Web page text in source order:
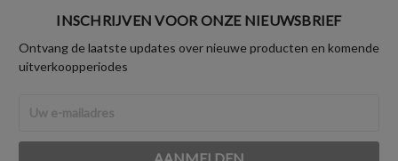
INSCHRIJVEN VOOR ONZE NIEUWSBRIEF
Ontvang de laatste updates over nieuwe producten en komende
uitverkoopperiodes
mailadres